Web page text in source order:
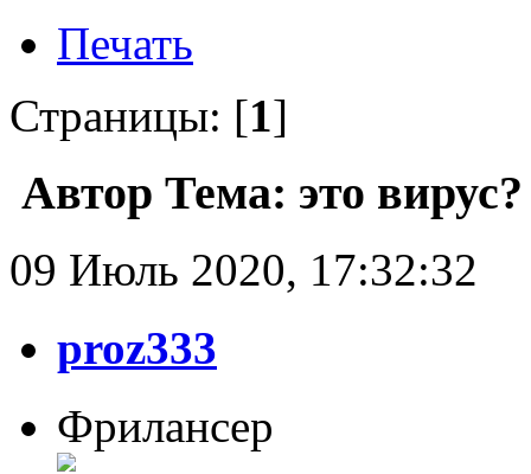
Печать
Страницы: [1]
Автор Тема: это
09 Июль 2020, 17:32:32
proz333
Фрилансер